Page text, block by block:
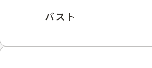
バスト